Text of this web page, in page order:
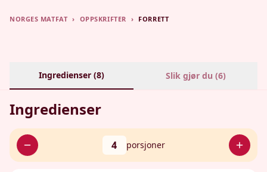
NORGES MATFAT › OPPSKRIFTER › FORRETT
Ingredienser (8) Slik gjør du (6)
Ingredienser
4 porsjoner